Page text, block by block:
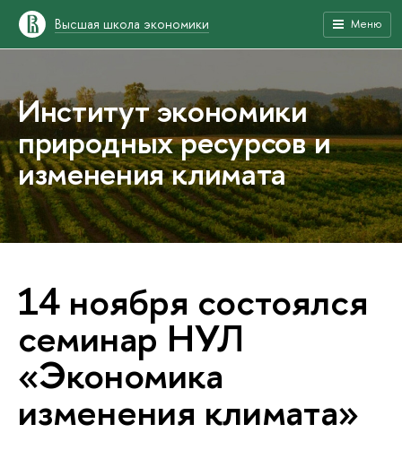
Высшая школа экономики Меню
Институт экономики
природных ресурсов и
изменения климата
14 ноября состоялся
семинар НУЛ
«Экономика
изменения климата»